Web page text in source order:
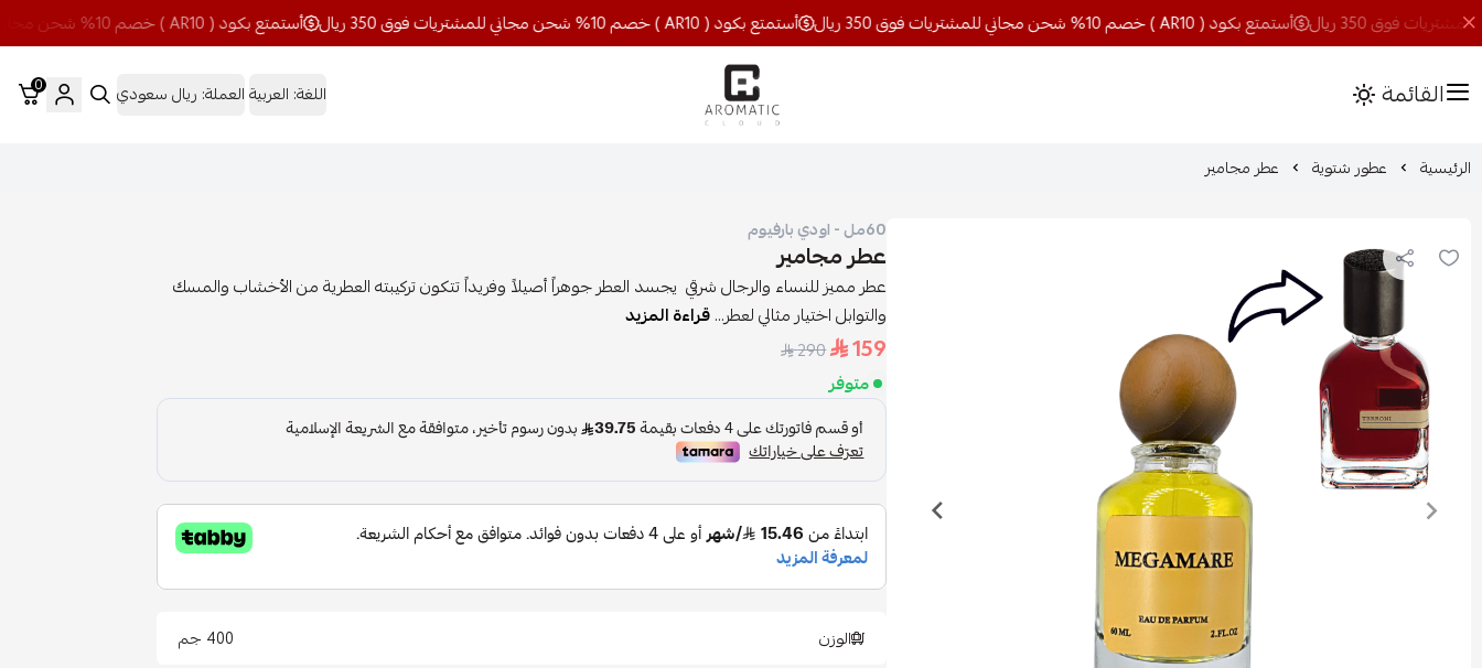
أستمتع بكود ( AR10 ) خصم 10% شحن مجاني للمشتريات فوق 350 ريال أستمتع بكود ( AR10 ) خصم 10% شحن مجاني للمشتريات فوق 350 ريال أستمتع بكود ( AR10 ) خصم 10% شحن مجاني للمشتريات فوق 350 ريال
القائمة اروماتيك كلاود اللغة: العربيةالعملة: ريال سعودي 0
الرئيسية عطور شتوية عطر مجامير
60مل - اودي بارفيوم
عطر مجامير
عطر مميز للنساء والرجال شرقي يجسد العطر جوهراً أصيلاً وفريداً تتكون تركيبته العطرية من الأخشاب والمسك
والتوابل اختيار مثالي لعطر...قراءة المزيد
159
290
متوفر
الوزن 400 جم